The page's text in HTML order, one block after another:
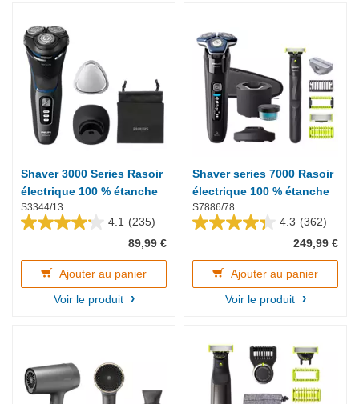
Shaver 3000 Series Rasoir
électrique 100 % étanche
S3344/13
4.1 (235)
4.1
5
étoiles.
235
89,99 €
Ajouter au panier
Voir le produit
Shaver series 7000 Rasoir
électrique 100 % étanche
S7886/78
4.3 (362)
4.3
5
étoiles.
362
249,99 €
Ajouter au panier
Voir le produit